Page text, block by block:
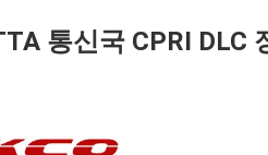
통신국 CPRI DLC